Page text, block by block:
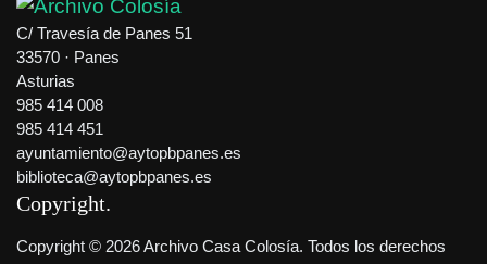
C/ Travesía de Panes 51
33570 · Panes
Asturias
985 414 008
985 414 451
ayuntamiento@aytopbpanes.es
biblioteca@aytopbpanes.es
Copyright
Copyright © 2026 Archivo Casa Colosía. Todos los derechos